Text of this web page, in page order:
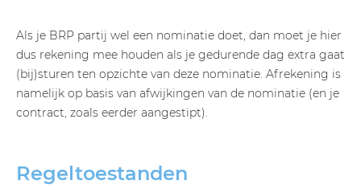
Als je BRP partij wel een nominatie doet, dan moet je hier
dus rekening mee houden als je gedurende dag extra gaat
(bij)sturen ten opzichte van deze nominatie. Afrekening is
namelijk op basis van afwijkingen van de nominatie (en je
contract, zoals eerder aangestipt).
Regeltoestanden